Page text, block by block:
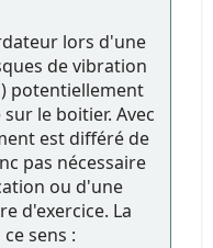
lors d'une
de vibration
potentiellement
le boitier. Avec
est différé de
pas nécessaire
ou d'une
d'exercice. La
sens :